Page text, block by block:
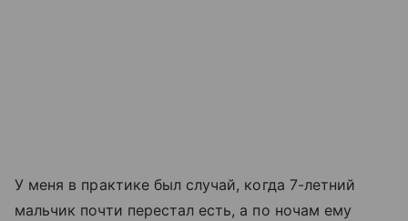
У меня в практике был случай, когда 7-летний
мальчик почти перестал есть, а по ночам ему